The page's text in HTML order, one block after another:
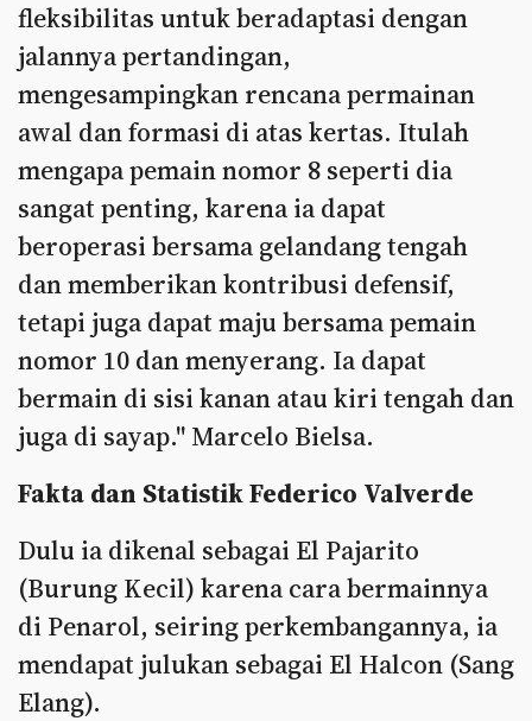
fleksibilitas untuk beradaptasi dengan
jalannya pertandingan,
mengesampingkan rencana permainan
awal dan formasi di atas kertas. Itulah
mengapa pemain nomor 8 seperti dia
sangat penting, karena ia dapat
beroperasi bersama gelandang tengah
dan memberikan kontribusi defensif,
tetapi juga dapat maju bersama pemain
nomor 10 dan menyerang. Ia dapat
bermain di sisi kanan atau kiri tengah dan
juga di sayap." Marcelo Bielsa.
Fakta dan Statistik Federico Valverde
Dulu ia dikenal sebagai El Pajarito
(Burung Kecil) karena cara bermainnya
di Penarol, seiring perkembangannya, ia
mendapat julukan sebagai El Halcon (Sang
Elang).